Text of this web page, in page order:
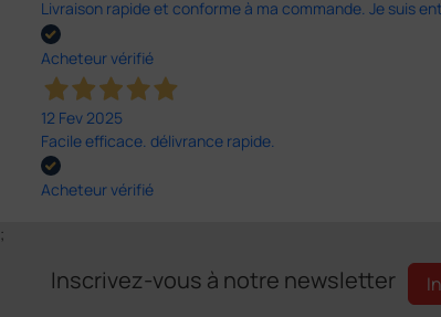
Livraison rapide et conforme à ma commande. Je suis
Acheteur vérifié
12 Fev 2025
Facile efficace. délivrance rapide.
Acheteur vérifié
;
Inscrivez-vous à notre newsletter